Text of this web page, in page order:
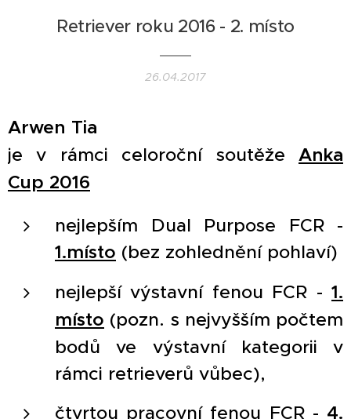
Retriever roku 2016 - 2. místo
26.04.2017
Arwen Tia
je v rámci celoroční soutěže Anka
Cup 2016
nejlepším Dual Purpose FCR -
1.místo (bez zohlednění pohlaví)
nejlepší výstavní fenou FCR - 1.
místo (pozn. s nejvyšším počtem
bodů ve výstavní kategorii v
rámci retrieverů vůbec),
čtvrtou pracovní fenou FCR - 4.